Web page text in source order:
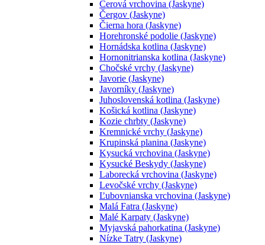
Cerová vrchovina (Jaskyne)
Čergov (Jaskyne)
Čierna hora (Jaskyne)
Horehronské podolie (Jaskyne)
Hornádska kotlina (Jaskyne)
Hornonitrianska kotlina (Jaskyne)
Chočské vrchy (Jaskyne)
Javorie (Jaskyne)
Javorníky (Jaskyne)
Juhoslovenská kotlina (Jaskyne)
Košická kotlina (Jaskyne)
Kozie chrbty (Jaskyne)
Kremnické vrchy (Jaskyne)
Krupinská planina (Jaskyne)
Kysucká vrchovina (Jaskyne)
Kysucké Beskydy (Jaskyne)
Laborecká vrchovina (Jaskyne)
Levočské vrchy (Jaskyne)
Ľubovnianska vrchovina (Jaskyne)
Malá Fatra (Jaskyne)
Malé Karpaty (Jaskyne)
Myjavská pahorkatina (Jaskyne)
Nízke Tatry (Jaskyne)